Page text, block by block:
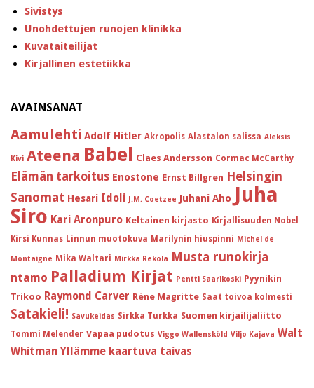
Sivistys
Unohdettujen runojen klinikka
Kuvataiteilijat
Kirjallinen estetiikka
AVAINSANAT
Aamulehti Adolf Hitler Akropolis Alastalon salissa Aleksis
Kivi Ateena Babel Claes Andersson Cormac McCarthy
Elämän tarkoitus Enostone Ernst Billgren Helsingin
Sanomat Hesari Idoli J.M. Coetzee Juhani Aho Juha
Siro Kari Aronpuro Keltainen kirjasto Kirjallisuuden Nobel
Kirsi Kunnas Linnun muotokuva Marilynin hiuspinni Michel de
Montaigne Mika Waltari Mirkka Rekola Musta runokirja
ntamo Palladium Kirjat Pentti Saarikoski Pyynikin
Trikoo Raymond Carver Réne Magritte Saat toivoa kolmesti
Satakieli! Savukeidas Sirkka Turkka Suomen kirjailijaliitto
Tommi Melender Vapaa pudotus Viggo Wallensköld Viljo Kajava Walt
Whitman Yllämme kaartuva taivas